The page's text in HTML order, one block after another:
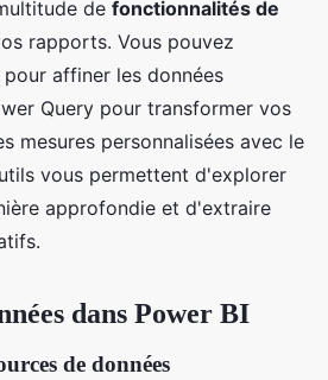
de fonctionnalités de
rapports. Vous pouvez
affiner les données
Query pour transformer vos
mesures personnalisées avec le
vous permettent d'explorer
approfondie et d'extraire
dans Power BI
de données